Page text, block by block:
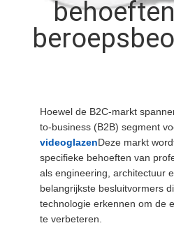
NIEUWS
GEVALLEN
OM EEN
CITAAT
SHOPPING
ONLINE
Hoewel de B2C-markt
to-business (B2B) segment
videoglazenDeze markt
specifieke behoeften van
als engineering, architectuur
belangrijkste besluitvormers
technologie erkennen om de
te verbeteren.